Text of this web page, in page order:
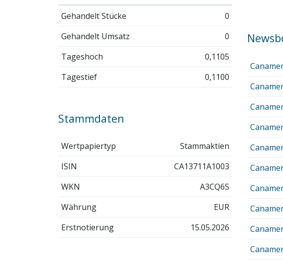
Gehandelt Stücke
0
Gehandelt Umsatz
0
Tageshoch
0,1105
Tagestief
0,1100
Stammdaten
Wertpapiertyp
Stammaktien
ISIN
CA13711A1003
WKN
A3CQ6S
Währung
EUR
Erstnotierung
15.05.2026